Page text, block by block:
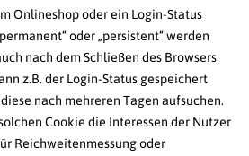
Onlineshop oder ein Login-Status
oder „persistent“ werden
nach dem Schließen des Browsers
z.B. der Login-Status gespeichert
nach mehreren Tagen aufsuchen.
Cookie die Interessen der Nutzer
Reichweitenmessung oder